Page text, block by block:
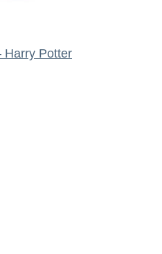
Harry Potter